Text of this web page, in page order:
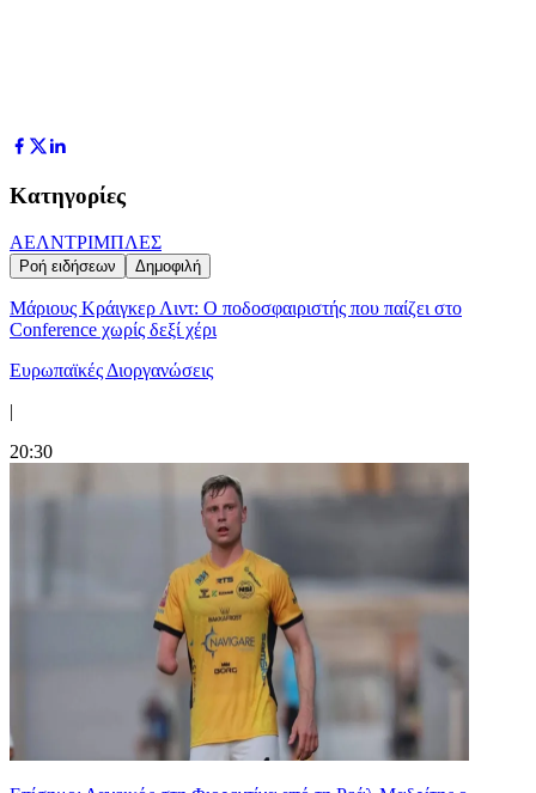
Κατηγορίες
ΑΕΛΝΤΡΙΜΠΛΕΣ
Ροή ειδήσεων Δημοφιλή
Μάριους Κράιγκερ Λιντ: Ο ποδοσφαιριστής που παίζει στο
Conference χωρίς δεξί χέρι
Ευρωπαϊκές Διοργανώσεις
|
20:30